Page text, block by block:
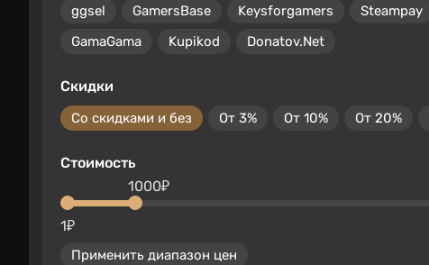
ggsel
GamersBase Keysforgamers Steampay
GamaGama
Kupikod Donatov.Net
Скидки
Со скидками и без От 3% От 10% От 20%
Стоимость
1₽
1000₽
Применить диапазон цен